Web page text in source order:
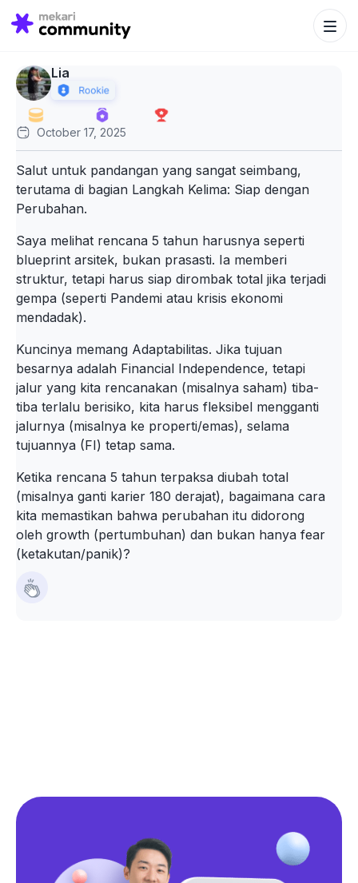
Search
for:
Search
Lia
October 17, 2025
Salut untuk pandangan yang sangat seimbang,
terutama di bagian Langkah Kelima: Siap dengan
Perubahan.
Saya melihat rencana 5 tahun harusnya seperti
blueprint arsitek, bukan prasasti. Ia memberi
struktur, tetapi harus siap dirombak total jika terjadi
gempa (seperti Pandemi atau krisis ekonomi
mendadak).
Kuncinya memang Adaptabilitas. Jika tujuan
besarnya adalah Financial Independence, tetapi
jalur yang kita rencanakan (misalnya saham) tiba-
tiba terlalu berisiko, kita harus fleksibel mengganti
jalurnya (misalnya ke properti/emas), selama
tujuannya (FI) tetap sama.
Ketika rencana 5 tahun terpaksa diubah total
(misalnya ganti karier 180 derajat), bagaimana cara
kita memastikan bahwa perubahan itu didorong
oleh growth (pertumbuhan) dan bukan hanya fear
(ketakutan/panik)?